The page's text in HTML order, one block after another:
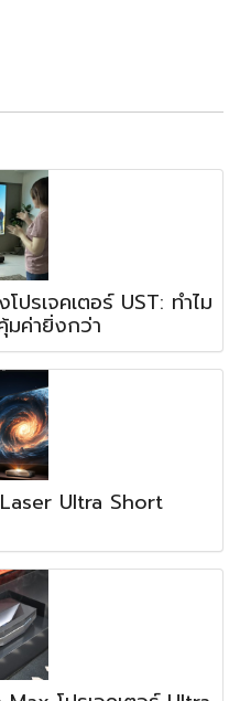
รเจคเตอร์ UST: ทำไม
ค่ายิ่งกว่า
Ultra Short